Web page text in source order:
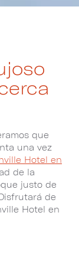
que
una vez
Hotel en
de la
justo de
de
Hotel en